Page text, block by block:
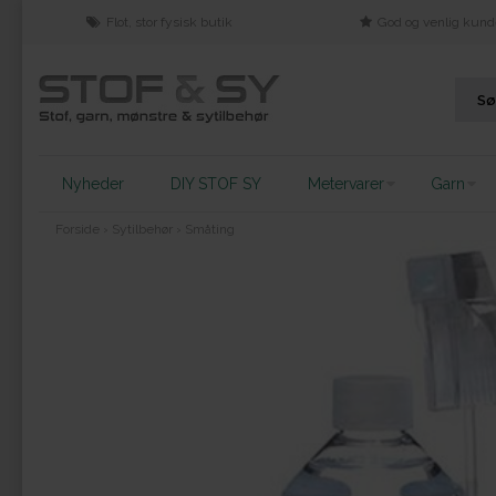
Flot, stor fysisk butik God og venlig
Nyheder DIY STOF SY Metervarer Garn
Sytilbehør Småting